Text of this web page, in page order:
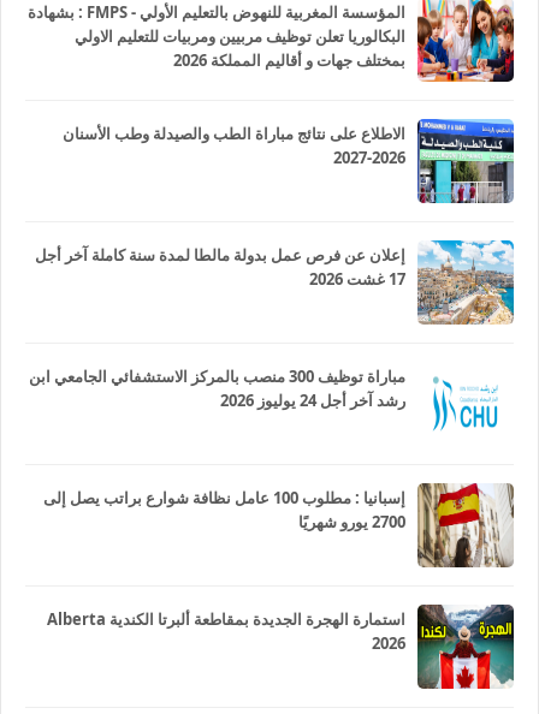
المؤسسة المغربية للنهوض بالتعليم الأولي - FMPS : بشهادة
البكالوريا تعلن توظيف مربيين ومربيات للتعليم الاولي
بمختلف جهات و أقاليم المملكة 2026
الاطلاع على نتائج مباراة الطب والصيدلة وطب الأسنان
2026-2027
إعلان عن فرص عمل بدولة مالطا لمدة سنة كاملة آخر أجل
17 غشت 2026
مباراة توظيف 300 منصب بالمركز الاستشفائي الجامعي ابن
رشد آخر أجل 24 يوليوز 2026
إسبانيا : مطلوب 100 عامل نظافة شوارع براتب يصل إلى
2700 يورو شهريًا
استمارة الهجرة الجديدة بمقاطعة ألبرتا الكندية Alberta
2026